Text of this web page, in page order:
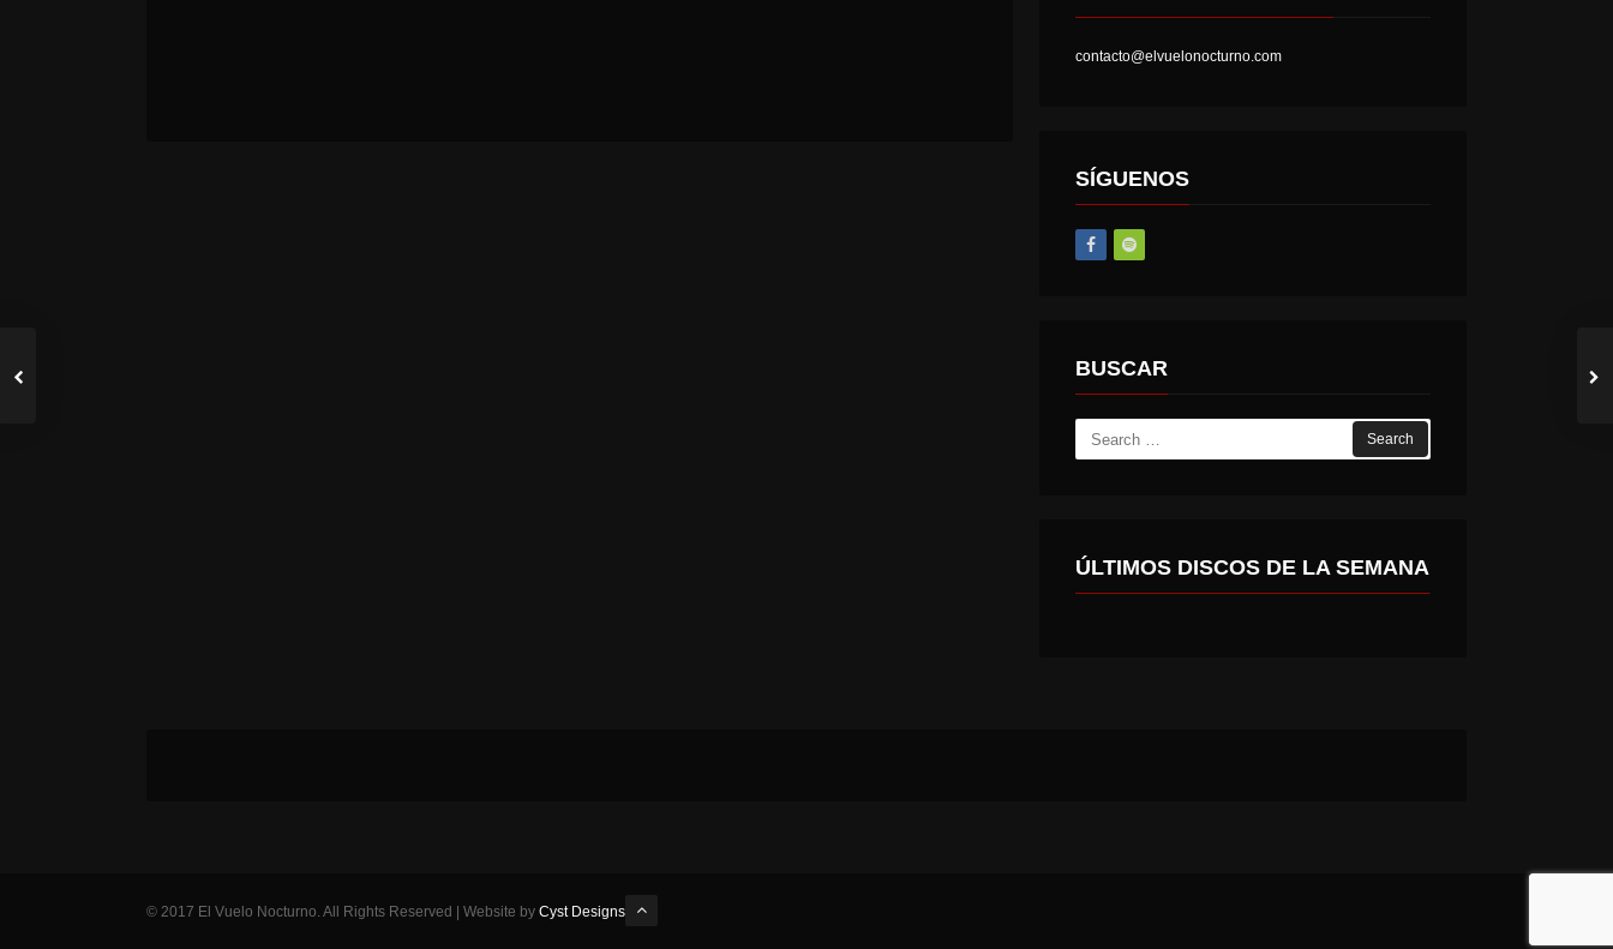
contacto@elvuelonocturno.com
SÍGUENOS
BUSCAR
Search
for:
ÚLTIMOS DISCOS DE LA SEMANA
© 2017 El Vuelo Nocturno. All Rights Reserved | Website by Cyst Designs